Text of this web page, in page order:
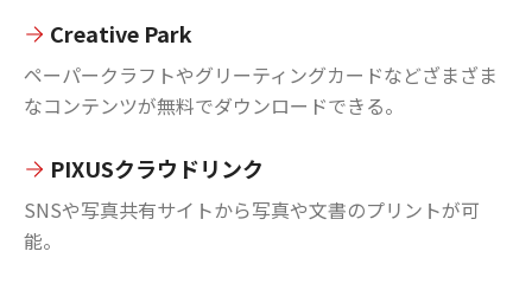
Creative Park
ペーパークラフトやグリーティングカードなどざまざま
なコンテンツが無料でダウンロードできる。
PIXUSクラウドリンク
SNSや写真共有サイトから写真や文書のプリントが可
能。